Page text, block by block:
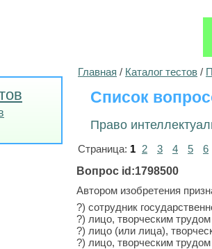
Главная / Каталог тестов /
Список
Право
Страница: 1 2 3 4 5
6
Вопрос id:1798500
Автором изобретения
?) сотрудник
?) лицо, творческим
?) лицо (или лица),
?) лицо, творческим